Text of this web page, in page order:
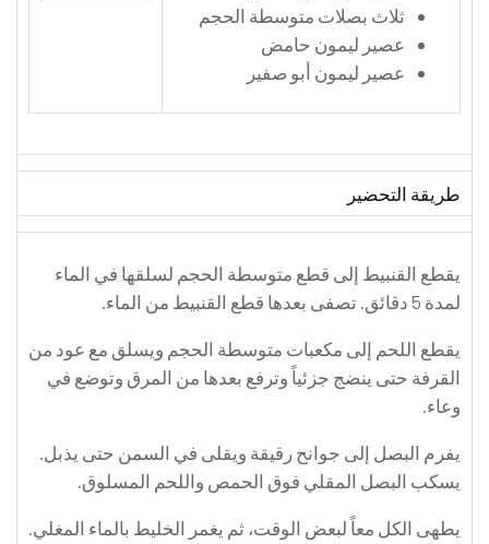
ثلاث بصلات متوسطة الحجم
عصير ليمون حامض
عصير ليمون أبو صفير
طريقة التحضير
يقطع القنبيط إلى قطع متوسطة الحجم لسلقها في الماء
لمدة 5 دقائق. تصفى بعدها قطع القنبيط من الماء.
يقطع اللحم إلى مكعبات متوسطة الحجم ويسلق مع عود من
القرفة حتى ينضج جزئياً وترفع بعدها من المرق وتوضع في
وعاء.
يفرم البصل إلى جوانح رقيقة ويقلى في السمن حتى يذبل.
يسكب البصل المقلي فوق الحمص واللحم المسلوق.
يطهى الكل معاً لبعض الوقت، ثم يغمر الخليط بالماء المغلي.